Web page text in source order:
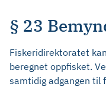
§ 23
Fiskeridirektoratet
beregnet oppfisket.
samtidig adgangen til